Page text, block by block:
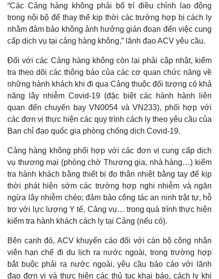
Thế giới
Quan sát
Cuộc sống đó đây
Hồ sơ
Multimedia
Video
Ảnh
E-Magazine
Infographic
“Các Cảng hàng không phải bố trí điều chỉnh lao động
trong nội bộ để thay thế kịp thời các trường hợp bị cách ly
nhằm đảm bảo không ảnh hưởng gián đoạn đến việc cung
cấp dịch vụ tại cảng hàng không,” lãnh đạo ACV yêu cầu.
Đối với các Cảng hàng không còn lại phải cập nhật, kiểm
tra theo dõi các thông báo của các cơ quan chức năng về
những hành khách khi đi qua Cảng thuộc đối tượng có khả
năng lây nhiễm Covid-19 (đặc biệt các hành hành liên
quan đến chuyến bay VN0054 và VN233), phối hợp với
các đơn vị thực hiện các quy trình cách ly theo yêu cầu của
Ban chỉ đạo quốc gia phòng chống dịch Covid-19.
Cảng hàng không phối hợp với các đơn vị cung cấp dịch
vụ thương mại (phòng chờ Thương gia, nhà hàng…) kiểm
tra hành khách bằng thiết bị đo thân nhiệt bằng tay để kịp
thời phát hiện sớm các trường hợp nghi nhiễm và ngăn
ngừa lây nhiễm chéo; đảm bảo công tác an ninh trật tự, hỗ
trợ với lực lượng Y tế, Cảng vụ… trong quá trình thực hiện
kiểm tra hành khách cách ly tại Cảng (nếu có).
Bên cạnh đó, ACV khuyến cáo đối với cán bộ công nhân
viên hạn chế đi du lịch ra nước ngoài, trong trường hợp
bắt buộc phải ra nước ngoài, yêu cầu báo cáo với lãnh
đạo đơn vị và thực hiện các thủ tục khai báo, cách ly khi